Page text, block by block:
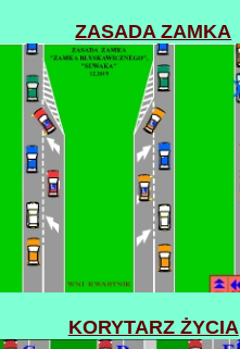
ZASADA ZAMKA
KORYTARZ ŻYCIA